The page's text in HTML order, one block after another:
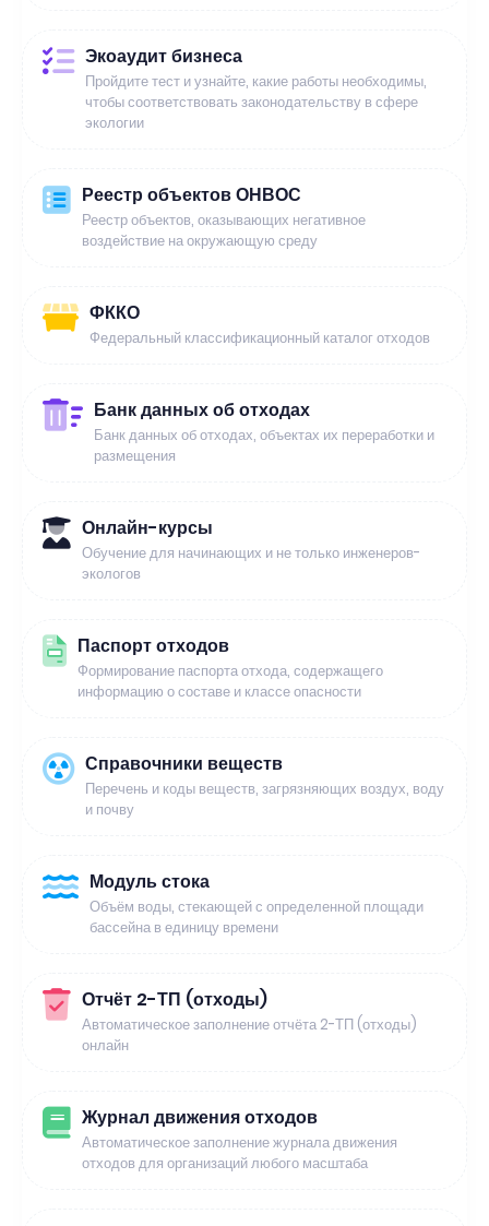
Экоаудит бизнеса
Пройдите тест и узнайте, какие работы необходимы,
чтобы соответствовать законодательству в сфере
экологии
Реестр объектов ОНВОС
Реестр объектов, оказывающих негативное
воздействие на окружающую среду
ФККО
Федеральный классификационный каталог отходов
Банк данных об отходах
Банк данных об отходах, объектах их переработки и
размещения
Онлайн-курсы
Обучение для начинающих и не только инженеров-
экологов
Паспорт отходов
Формирование паспорта отхода, содержащего
информацию о составе и классе опасности
Справочники веществ
Перечень и коды веществ, загрязняющих воздух, воду
и почву
Модуль стока
Объём воды, стекающей с определенной площади
бассейна в единицу времени
Отчёт 2-ТП (отходы)
Автоматическое заполнение отчёта 2-ТП (отходы)
онлайн
Журнал движения отходов
Автоматическое заполнение журнала движения
отходов для организаций любого масштаба